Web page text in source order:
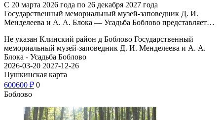
С 20 марта 2026 года по 26 декабря 2027 года
Государственный мемориальный музей-заповедник Д. И.
Менделеева и А. А. Блока — Усадьба Боблово представляет…
Не указан Клинский район д Боблово Государственный
мемориальный музей-заповедник Д. И. Менделеева и А. А.
Блока - Усадьба Боблово
2026-03-20 2027-12-26
Пушкинская карта
600600 ₽ 0
Боблово